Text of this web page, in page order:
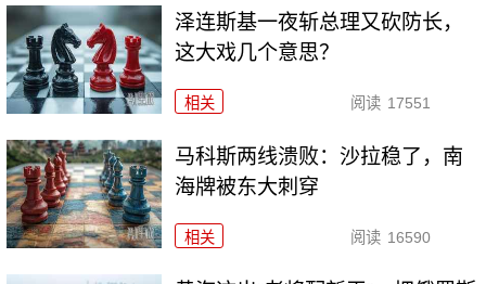
泽连斯基一夜斩总理又砍防长，
这大戏几个意思？
相关 阅读 17551
马科斯两线溃败：沙拉稳了，南
海牌被东大刺穿
相关 阅读 16590